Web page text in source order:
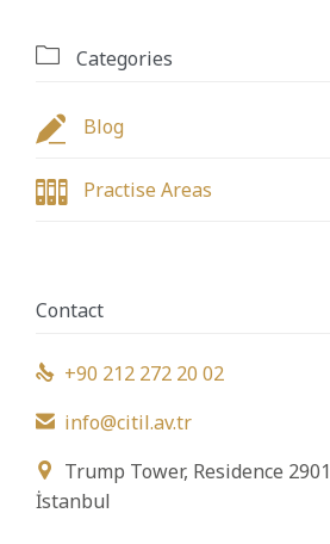
 Categories
 Blog
 Practise Areas
Contact
 +90 212 272 20 02
 info@citil.av.tr

Trump Tower, Residence
İstanbul